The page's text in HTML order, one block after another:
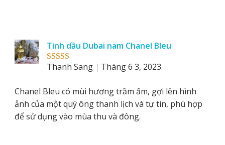
Rated5out
Tinh dầu Dubai nam Chanel Bleu
Thanh Sang
Tháng 6 3, 2023
Chanel Bleu có mùi hương trầm ấm, gợi lên hình
ảnh của một quý ông thanh lịch và tự tin, phù hợp
để sử dụng vào mùa thu và đông.